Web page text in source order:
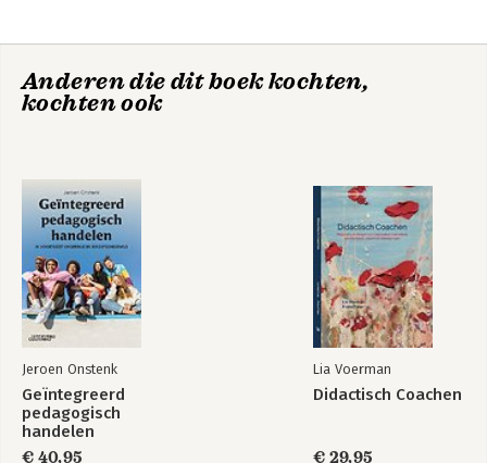
van het doveninstituut  Effatha
Hbo-docenten in
beeld
Eerste hulp bij
didactische
ongelukken
Anderen die dit boek kochten,
kochten ook
Jeroen Onstenk
Geïntegreerd
pedagogisch
handelen
€ 40,95
Lia Voerman
Didactisch Coachen
€ 29,95